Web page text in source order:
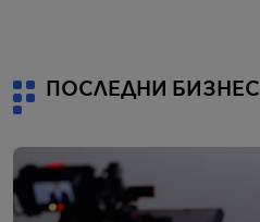
ПОСЛЕДНИ БИЗНЕС